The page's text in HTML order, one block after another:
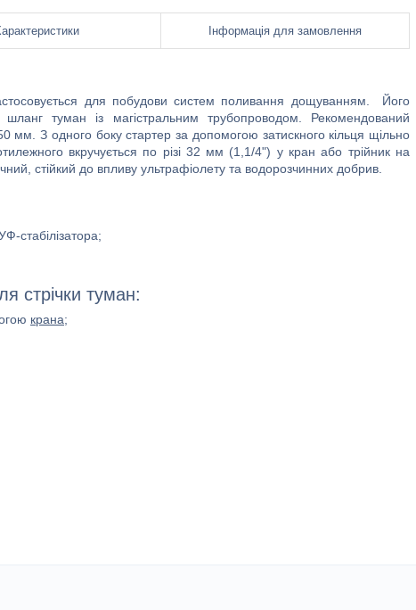
Інформація для замовлення
для побудови систем поливання дощуванням. Його
туман із магістральним трубопроводом. Рекомендований
мм. З одного боку стартер за допомогою затискного кільця щільно
вкручується по різі 32 мм (1,1/4") у кран або трійник на
стійкий до впливу ультрафіолету та водорозчинних добрив.
стабілізатора;
стрічки туман:
крана;